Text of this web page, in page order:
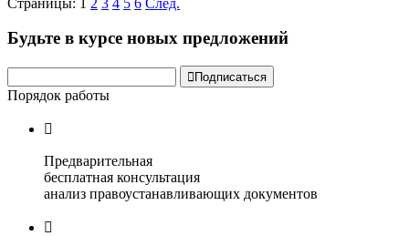
Будьте в курсе новых предложений
 Подписаться
Порядок работы

Предварительная
бесплатная консультация
анализ правоустанавливающих документов
